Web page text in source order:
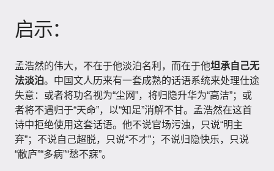
启示：
孟浩然的伟大，不在于他淡泊名利，而在于他坦承自己无
法淡泊。中国文人历来有一套成熟的话语系统来处理仕途
失意：或者将功名视为“尘网”，将归隐升华为“高洁”；或
者将不遇归于“天命”，以“知足”消解不甘。孟浩然在这首
诗中拒绝使用这套话语。他不说官场污浊，只说“明主
弃”；不说自己超脱，只说“不才”；不说归隐快乐，只说
“敝庐”“多病”“愁不寐”。